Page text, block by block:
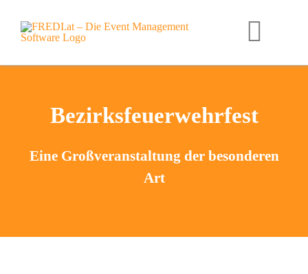
Inhalt
Bezirksfeuerwehrfest
Eine Großveranstaltung der besonderen
Art